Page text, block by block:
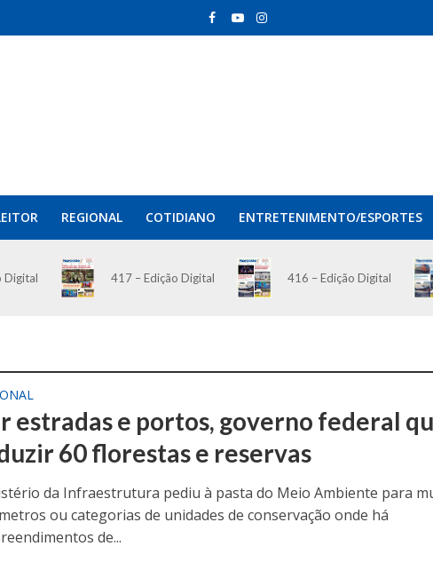
REGIONAL COTIDIANO ENTRETENIMENTO/ESPORTES
Digital 417 – Edição Digital 416 – Edição Digital
estradas e portos, governo federal
60 florestas e reservas
da Infraestrutura pediu à pasta do Meio Ambiente para
ou categorias de unidades de conservação onde há
de...